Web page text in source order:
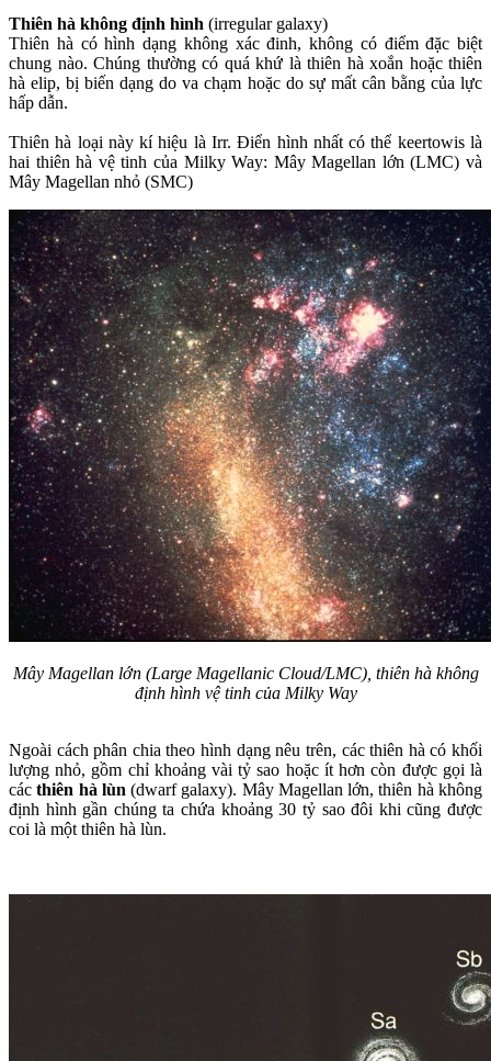
Thiên hà không định hình (irregular galaxy)
Thiên hà có hình dạng không xác đinh, không có điểm đặc biệt
chung nào. Chúng thường có quá khứ là thiên hà xoắn hoặc thiên
hà elip, bị biến dạng do va chạm hoặc do sự mất cân bằng của lực
hấp dẫn.
Thiên hà loại này kí hiệu là Irr. Điển hình nhất có thể keertowis là
hai thiên hà vệ tinh của Milky Way: Mây Magellan lớn (LMC) và
Mây Magellan nhỏ (SMC)
Mây Magellan lớn (Large Magellanic Cloud/LMC), thiên hà không
định hình vệ tinh của Milky Way
Ngoài cách phân chia theo hình dạng nêu trên, các thiên hà có khối
lượng nhỏ, gồm chỉ khoảng vài tỷ sao hoặc ít hơn còn được gọi là
cácthiên hà lùn (dwarf galaxy). Mây Magellan lớn, thiên hà không
định hình gần chúng ta chứa khoảng 30 tỷ sao đôi khi cũng được
coi là một thiên hà lùn.